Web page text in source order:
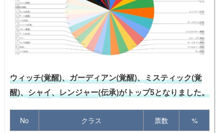
ウィッチ(覚醒)、ガーディアン(覚醒)、ミスティック(覚
醒)、シャイ、レンジャー(伝承)がトップ5となりました。
No クラス 票数 %